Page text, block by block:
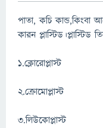
পাতা, কচি
কারন প্লাস্টিড।প্লাস্টিড
১.ক্লোরোপ্লাস্ট
২.ক্রোমোপ্লাস্ট
৩.লিউকোপ্লাস্ট